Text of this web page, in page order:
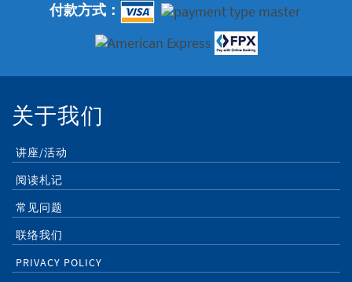
付款方式：
关于我们
讲座/活动
阅读札记
常见问题
联络我们
PRIVACY POLICY